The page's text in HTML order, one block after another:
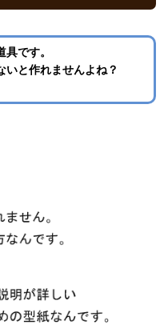
です。
いと作れませんよね？